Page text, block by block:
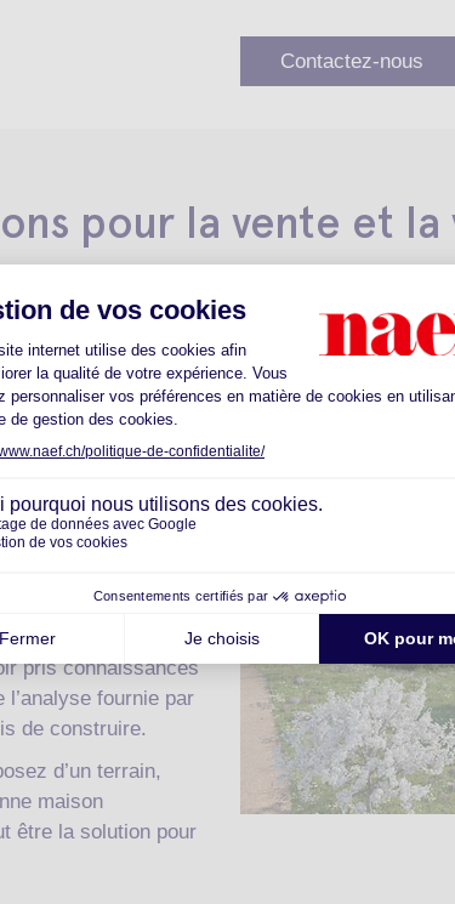
Contactez-nous
pour la vente et
(architecture,
terrain qui lui
vous
de votre
construire : un
pris connaissances
fournie par
de construire.
d’un terrain,
maison
être la solution pour